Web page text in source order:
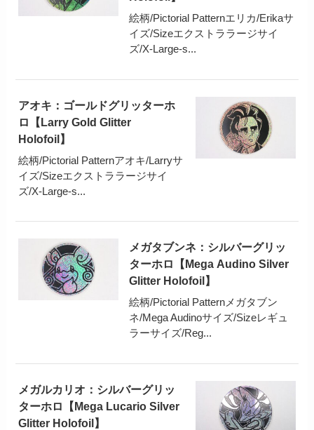
絵柄/Pictorial Patternエリカ/Erikaサ
イズ/Sizeエクストララージサイ
ズ/X-Large-s...
アオキ：ゴールドグリッターホ
ロ【Larry Gold Glitter
Holofoil】
絵柄/Pictorial Patternアオキ/Larryサ
イズ/Sizeエクストララージサイ
ズ/X-Large-s...
メガタブンネ：シルバーグリッ
ターホロ【Mega Audino Silver
Glitter Holofoil】
絵柄/Pictorial Patternメガタブン
ネ/Mega Audinoサイズ/Sizeレギュ
ラーサイズ/Reg...
メガルカリオ：シルバーグリッ
ターホロ【Mega Lucario Silver
Glitter Holofoil】